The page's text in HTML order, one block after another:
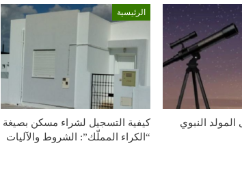
النبوي
الرئيسية
كيفية التسجيل لشراء مسكن بصيغة
“الكراء المملّك”: الشروط والآليات